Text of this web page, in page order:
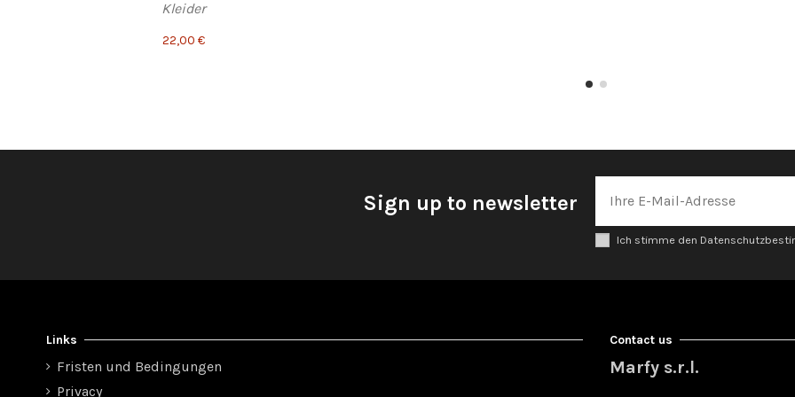
Kleider
22,00 €
Sign up to newsletter
Ich stimme den
Links
Fristen und Bedingungen
Privacy
Contact us
Marfy s.r.l.